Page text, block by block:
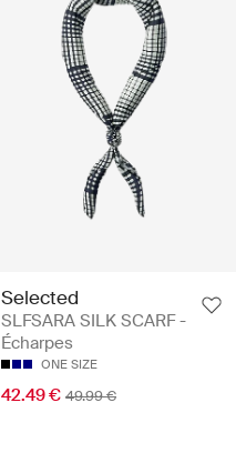
Selected
SLFSARA SILK SCARF -
Écharpes
ONE SIZE
42.49 € 49.99 €